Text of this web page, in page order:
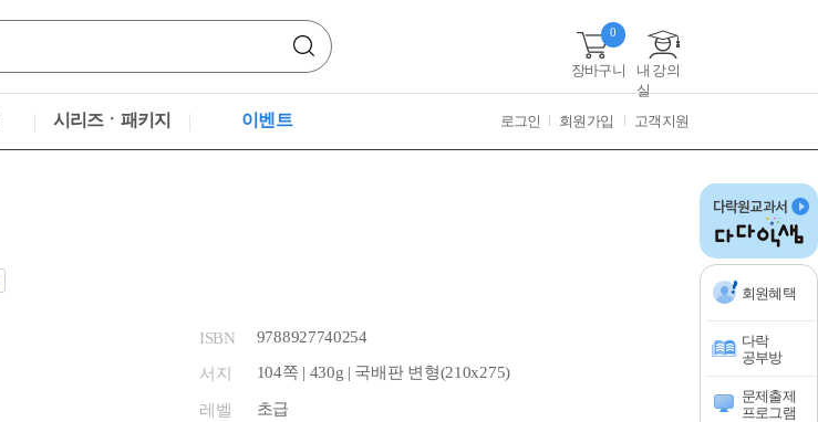
장바구니
0
내 강의
실
시리즈ㆍ패키지 이벤트 로그인 회원가입 고객지원
회원혜택
다락
공부방
문제출제
프로그램
ISBN 9788927740254
서지 104쪽 | 430g | 국배판 변형(210x275)
레벨 초급